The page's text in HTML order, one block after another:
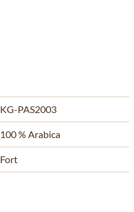
KG-PAS2003
100 % Arabica
Fort